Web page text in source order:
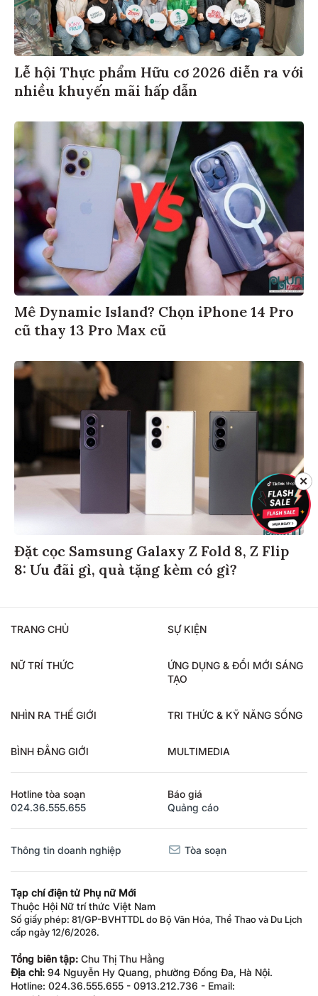
Lễ hội Thực phẩm Hữu cơ 2026 diễn ra với
nhiều khuyến mãi hấp dẫn
Mê Dynamic Island? Chọn iPhone 14 Pro
cũ thay 13 Pro Max cũ
Đặt cọc Samsung Galaxy Z Fold 8, Z Flip
8: Ưu đãi gì, quà tặng kèm có gì?
TRANG CHỦ SỰ KIỆN
NỮ TRÍ THỨC
ỨNG DỤNG & ĐỔI MỚI SÁNG
TẠO
NHÌN RA THẾ GIỚI TRI THỨC & KỸ NĂNG SỐNG
BÌNH ĐẲNG GIỚI MULTIMEDIA
Hotline tòa soạn
024.36.555.655
Báo giá
Quảng cáo
Thông tin doanh nghiệp Tòa soạn
Tạp chí điện tử Phụ nữ Mới
Thuộc Hội Nữ trí thức Việt Nam
Số giấy phép: 81/GP-BVHTTDL do Bộ Văn Hóa, Thể Thao và Du Lịch
cấp ngày 12/6/2026.
Tổng biên tập: Chu Thị Thu Hằng
Địa chỉ: 94 Nguyễn Hy Quang, phường Đống Đa, Hà Nội.
Hotline: 024.36.555.655 - 0913.212.736 - Email:
✕